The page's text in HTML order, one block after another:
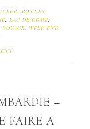
, BONNES
, LAC DE COME,
VOYAGE, WEEK END
–
FAIRE A